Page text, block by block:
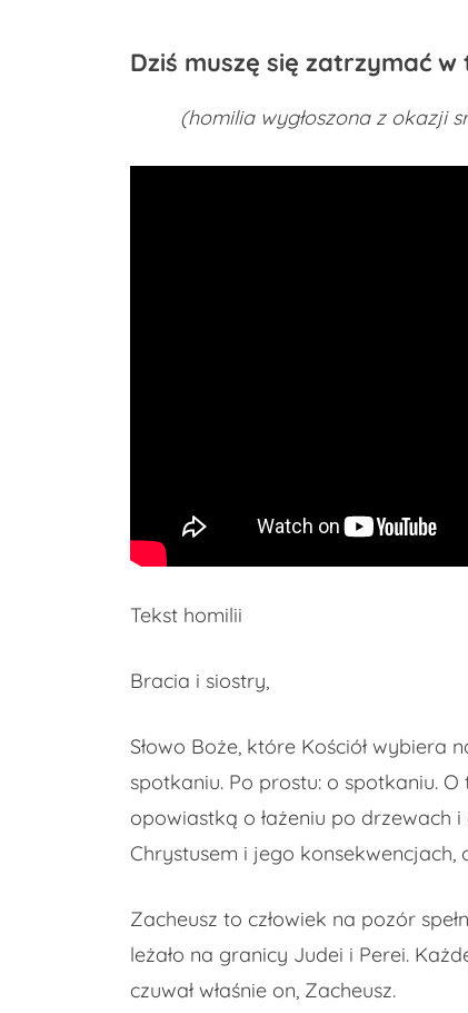
Dziś muszę się zatrzymać
(homilia wygłoszona z okazji
Tekst homilii
Bracia i siostry,
Słowo Boże, które Kościół
spotkaniu. Po prostu: o spotkaniu.
opowiastką o łażeniu po drzewach
Chrystusem i jego konsekwencjach,
Zacheusz to człowiek na pozór
leżało na granicy Judei i Perei.
czuwał właśnie on, Zacheusz.